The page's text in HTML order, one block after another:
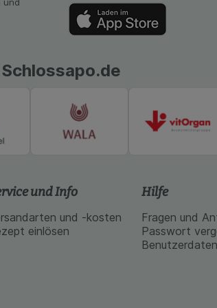
Medien übertragen werden.
und
und Info
und -kosten
einlösen
Hilfe
Fragen und
Passwort